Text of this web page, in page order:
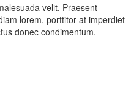
velit. Praesent
lorem, porttitor at imperdiet
donec condimentum.